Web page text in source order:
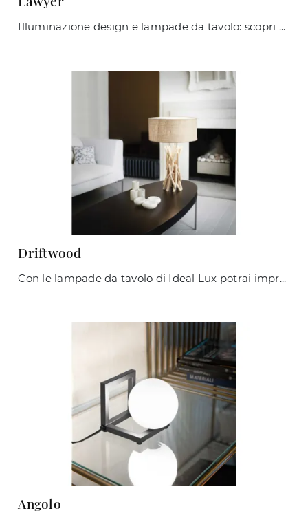
Illuminazione design e lampade da tavolo: scopri di più sulla lampada Lawyer in metallo che ti presentiamo.
Driftwood
Con le lampade da tavolo di Ideal Lux potrai impreziosire i tuoi locali: clicca e scopri l'Illuminazione design Driftwood!
Angolo